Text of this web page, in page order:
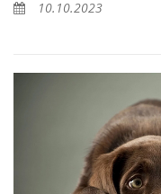
10.10.2023